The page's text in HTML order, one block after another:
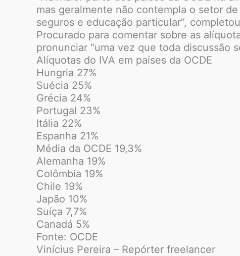
mas geralmente não contempla o setor
seguros e educação particular”,
Procurado para comentar sobre as
pronunciar “uma vez que toda discussão
Alíquotas do IVA em países da OCDE
Hungria 27%
Suécia 25%
Grécia 24%
Portugal 23%
Itália 22%
Espanha 21%
Média da OCDE 19,3%
Alemanha 19%
Colômbia 19%
Chile 19%
Japão 10%
Suíça 7,7%
Canadá 5%
Fonte: OCDE
Vinícius Pereira – Repórter freelancer